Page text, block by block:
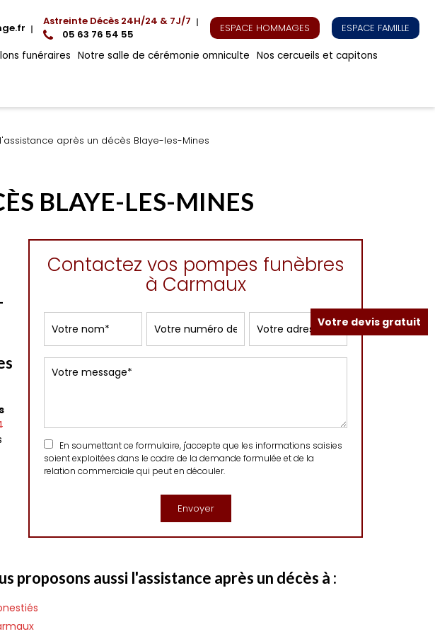
Astreinte Décès 24H/24 & 7J/7
05 63 76 54 55
ESPACE HOMMAGES ESPACE FAMILLE
funéraires Notre salle de cérémonie omniculte Nos cercueils et capitons
l'assistance après un décès Blaye-les-Mines
BLAYE-LES-MINES
Contactez vos pompes funèbres
à Carmaux
En soumettant ce formulaire, j'accepte que les informations saisies
soient exploitées dans le cadre de la demande formulée et de la
relation commerciale qui peut en découler.
proposons aussi l'assistance après un décès à :
Votre devis gratuit